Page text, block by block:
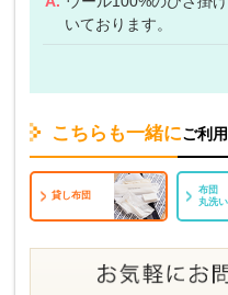
いております。
こちらも一緒にご利
貸し布団
布団
丸洗い